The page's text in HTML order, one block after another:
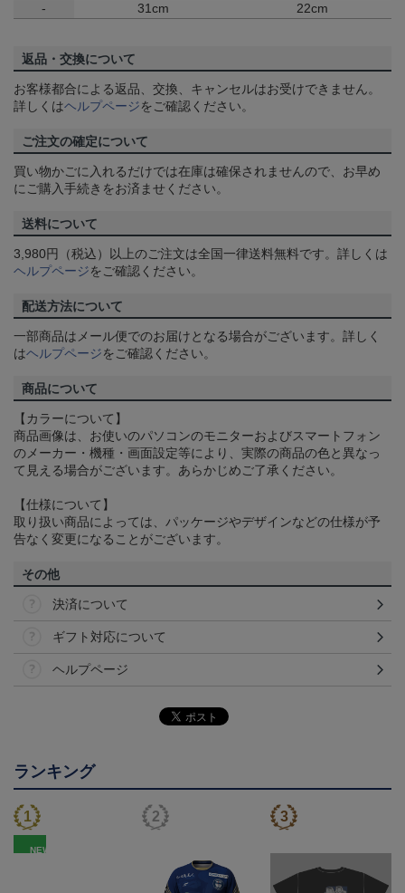
- 31cm 22cm
返品・交換について
お客様都合による返品、交換、キャンセルはお受けできません。
詳しくはヘルプページをご確認ください。
ご注文の確定について
買い物かごに入れるだけでは在庫は確保されませんので、お早め
にご購入手続きをお済ませください。
送料について
3,980円（税込）以上のご注文は全国一律送料無料です。詳しくは
ヘルプページをご確認ください。
配送方法について
一部商品はメール便でのお届けとなる場合がございます。詳しく
はヘルプページをご確認ください。
商品について
【カラーについて】
商品画像は、お使いのパソコンのモニターおよびスマートフォン
のメーカー・機種・画面設定等により、実際の商品の色と異なっ
て見える場合がございます。あらかじめご了承ください。
【仕様について】
取り扱い商品によっては、パッケージやデザインなどの仕様が予
告なく変更になることがございます。
その他
決済について
ギフト対応について
ヘルプページ
ランキング
NEW